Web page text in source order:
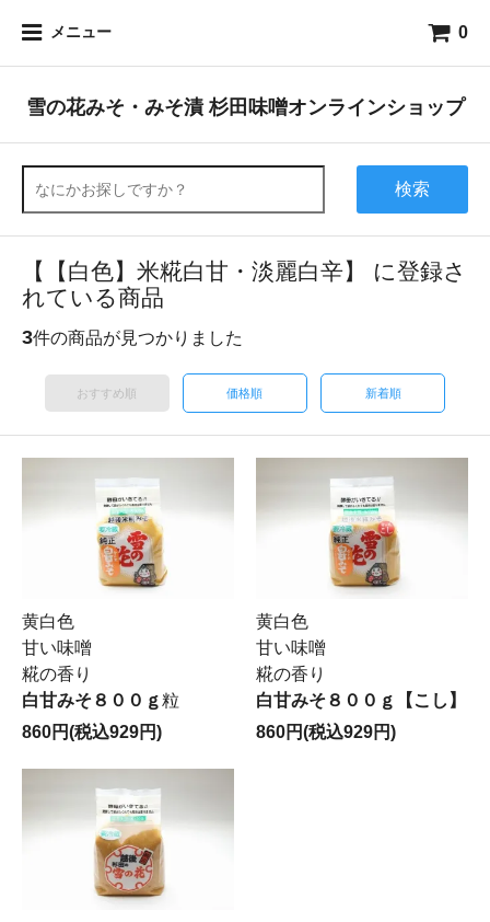
メニュー 0
雪の花みそ・みそ漬 杉田味噌オンラインショップ
検索
【【白色】米糀白甘・淡麗白辛】 に登録さ
れている商品
3件の商品が見つかりました
おすすめ順 価格順 新着順
黄白色
甘い味噌
糀の香り
白甘みそ８００ｇ粒
860円(税込929円)
黄白色
甘い味噌
糀の香り
白甘みそ８００ｇ
【こし】
860円(税込929円)